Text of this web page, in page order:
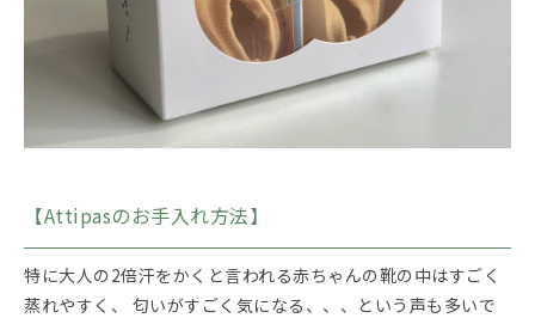
【Attipasのお手入れ方法】
特に大人の2倍汗をかくと言われる赤ちゃんの靴の中はすごく
蒸れやすく、 匂いがすごく気になる、、、という声も多いで